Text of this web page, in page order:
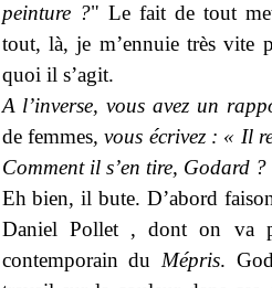
peinture ?" Le fait de tout
tout, là, je m’ennuie très vite
quoi il s’agit.
A l’inverse, vous avez un
de femmes, vous écrivez : « Il
Comment il s’en tire, Godard ?
Eh bien, il bute. D’abord
Daniel Pollet, dont on va
contemporain duMépris.